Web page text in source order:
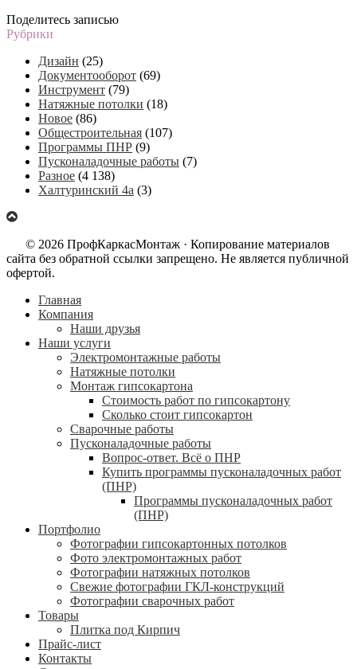
Поделитесь записью
Рубрики
Дизайн (25)
Документооборот (69)
Инструмент (79)
Натяжные потолки (18)
Новое (86)
Общестроительная (107)
Программы ПНР (9)
Пусконаладочные работы (7)
Разное (4 138)
Халтуринский 4а (3)
© 2026 ПрофКаркасМонтаж · Копирование материалов
сайта без обратной ссылки запрещено. Не является публичной
офертой.
Главная
Компания
Наши друзья
Наши услуги
Электромонтажные работы
Натяжные потолки
Монтаж гипсокартона
Стоимость работ по гипсокартону
Сколько стоит гипсокартон
Сварочные работы
Пусконаладочные работы
Вопрос-ответ. Всё о ПНР
Купить программы пусконаладочных работ
(ПНР)
Программы пусконаладочных работ
(ПНР)
Портфолио
Фотографии гипсокартонных потолков
Фото электромонтажных работ
Фотографии натяжных потолков
Свежие фотографии ГКЛ-конструкций
Фотографии сварочных работ
Товары
Плитка под Кирпич
Прайс-лист
Контакты